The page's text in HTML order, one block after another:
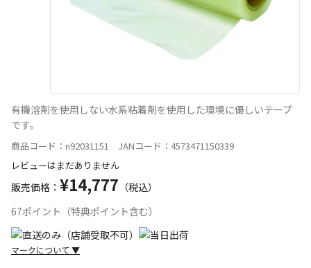
有機溶剤を使用しない水系粘着剤を使用した環境に優しいテープ
です。
商品コード：n92031151 JANコード：4573471150339
レビューはまだありません
販売価格： ¥14,777 （税込）
67ポイント（特典ポイント含む）
マークについて ▼